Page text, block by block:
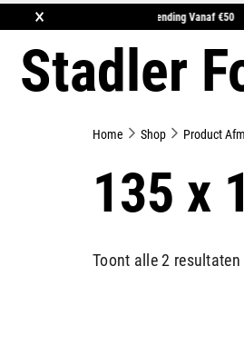
×
In Huis* Gratis Verzending
Stadler
Home Shop Product
135 x
Toont alle 2 resultaten